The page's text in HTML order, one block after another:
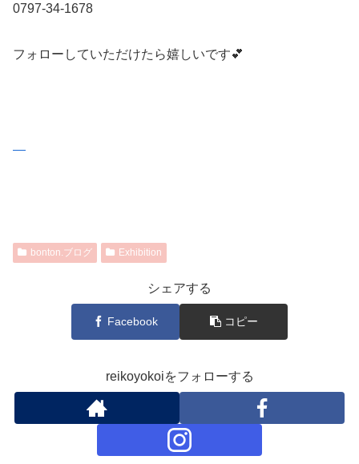
0797-34-1678
フォローしていただけたら嬉しいです💕
bonton.ブログ Exhibition
シェアする
Facebook コピー
reikoyokoiをフォローする